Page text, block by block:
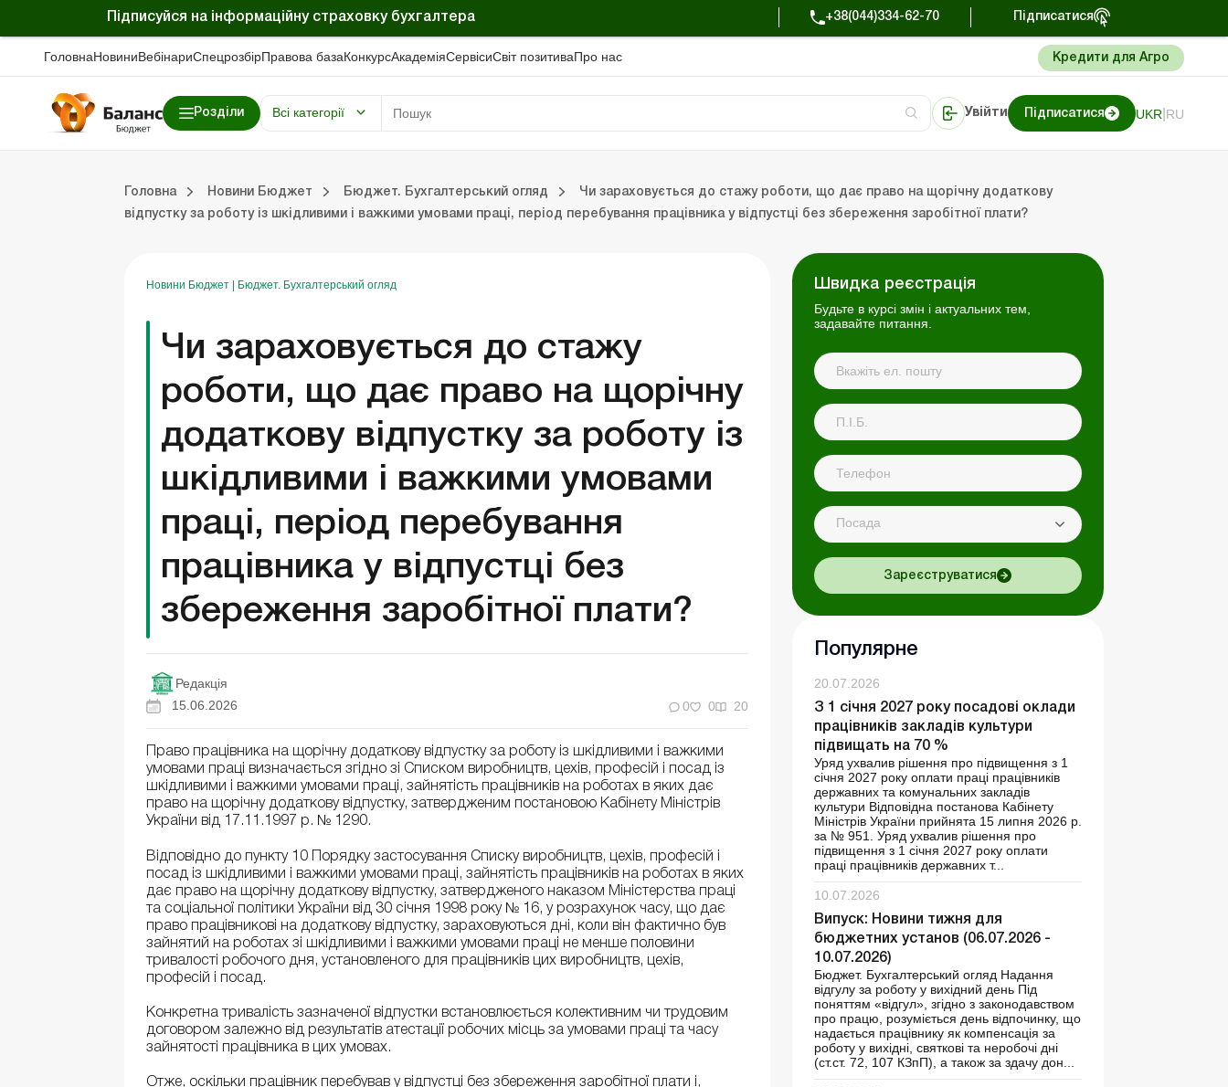
Підписуйся на інформаційну страховку бухгалтера +38(044)334-62-70 Підписатися
ГоловнаНовиниВебінариСпецрозбірПравова базаКонкурсАкадемiяСервісиСвiт позитиваПро нас Кредити для Агро
Розділи Всі категорії Увійти Підписатися UKR RU
Головна Новини Бюджет Бюджет. Бухгалтерський огляд
Чи зараховується до стажу роботи, що дає право на щорічну додаткову
відпустку за роботу із шкідливими і важкими умовами праці, період перебування працівника у відпустці без збереження заробітної плати?
Новини Бюджет Бюджет. Бухгалтерський огляд
Чи зараховується до стажу
роботи, що дає право на щорічну
додаткову відпустку за роботу із
шкідливими і важкими умовами
праці, період перебування
працівника у відпустці без
збереження заробітної плати?
Редакція
15.06.2026
0 0 20
Право працівника на щорічну додаткову відпустку за роботу із шкідливими і важкими
умовами праці визначається згідно зі Списком виробництв, цехів, професій і посад із
шкідливими і важкими умовами праці, зайнятість працівників на роботах в яких дає
право на щорічну додаткову відпустку, затвердженим постановою Кабінету Міністрів
України від 17.11.1997 р. № 1290.
Відповідно до пункту 10 Порядку застосування Списку виробництв, цехів, професій і
посад із шкідливими і важкими умовами праці, зайнятість працівників на роботах в яких
дає право на щорічну додаткову відпустку, затвердженого наказом Міністерства праці
та соціальної політики України від 30 січня 1998 року № 16, у розрахунок часу, що дає
право працівникові на додаткову відпустку, зараховуються дні, коли він фактично був
зайнятий на роботах зі шкідливими і важкими умовами праці не менше половини
тривалості робочого дня, установленого для працівників цих виробництв, цехів,
професій і посад.
Конкретна тривалість зазначеної відпустки встановлюється колективним чи трудовим
договором залежно від результатів атестації робочих місць за умовами праці та часу
зайнятості працівника в цих умовах.
Отже, оскільки працівник перебував у відпустці без збереження заробітної плати і,
Швидка реєстрація
Будьте в курсі змін і актуальних тем,
задавайте питання.
Посада
Зареєструватися
Популярне
20.07.2026
З 1 січня 2027 року посадові оклади
працівників закладів культури
підвищать на 70 %
Уряд ухвалив рішення про підвищення з 1
січня 2027 року оплати праці працівників
державних та комунальних закладів
культури Відповідна постанова Кабінету
Міністрів України прийнята 15 липня 2026 р.
за № 951. Уряд ухвалив рішення про
підвищення з 1 січня 2027 року оплати
праці працівників державних т...
10.07.2026
Випуск: Новини тижня для
бюджетних установ (06.07.2026 -
10.07.2026)
Бюджет. Бухгалтерський огляд Надання
відгулу за роботу у вихідний день Під
поняттям «відгул», згідно з законодавством
про працю, розуміється день відпочинку, що
надається працівнику як компенсація за
роботу у вихідні, святкові та неробочі дні
(ст.ст. 72, 107 КЗпП), а також за здачу дон...